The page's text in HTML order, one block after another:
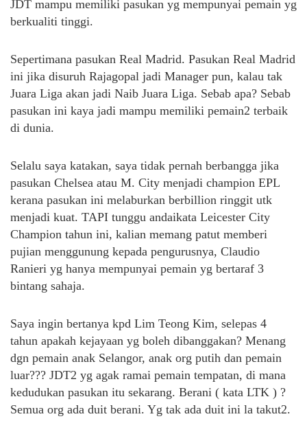
JDT mampu memiliki pasukan yg mempunyai pemain yg
berkualiti tinggi.
Sepertimana pasukan Real Madrid. Pasukan Real Madrid
ini jika disuruh Rajagopal jadi Manager pun, kalau tak
Juara Liga akan jadi Naib Juara Liga. Sebab apa? Sebab
pasukan ini kaya jadi mampu memiliki pemain2 terbaik
di dunia.
Selalu saya katakan, saya tidak pernah berbangga jika
pasukan Chelsea atau M. City menjadi champion EPL
kerana pasukan ini melaburkan berbillion ringgit utk
menjadi kuat. TAPI tunggu andaikata Leicester City
Champion tahun ini, kalian memang patut memberi
pujian menggunung kepada pengurusnya, Claudio
Ranieri yg hanya mempunyai pemain yg bertaraf 3
bintang sahaja.
Saya ingin bertanya kpd Lim Teong Kim, selepas 4
tahun apakah kejayaan yg boleh dibanggakan? Menang
dgn pemain anak Selangor, anak org putih dan pemain
luar??? JDT2 yg agak ramai pemain tempatan, di mana
kedudukan pasukan itu sekarang. Berani ( kata LTK ) ?
Semua org ada duit berani. Yg tak ada duit ini la takut2.